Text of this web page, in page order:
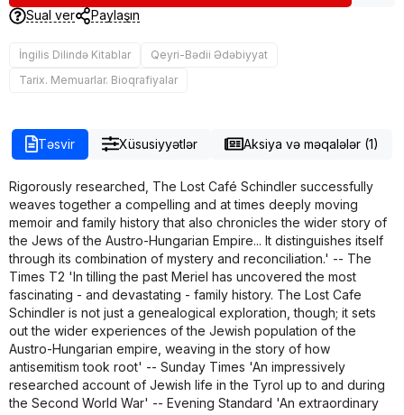
Sual ver Paylaşın
İngilis Dilində Kitablar
Qeyri-Bədii Ədəbiyyat
Tarix. Memuarlar. Bioqrafiyalar
Təsvir Xüsusiyyətlər Aksiya və məqalələr (1)
Rigorously researched, The Lost Café Schindler successfully
weaves together a compelling and at times deeply moving
memoir and family history that also chronicles the wider story of
the Jews of the Austro-Hungarian Empire... It distinguishes itself
through its combination of mystery and reconciliation.' -- The
Times T2 'In tilling the past Meriel has uncovered the most
fascinating - and devastating - family history. The Lost Cafe
Schindler is not just a genealogical exploration, though; it sets
out the wider experiences of the Jewish population of the
Austro-Hungarian empire, weaving in the story of how
antisemitism took root' -- Sunday Times 'An impressively
researched account of Jewish life in the Tyrol up to and during
the Second World War' -- Evening Standard 'An extraordinary